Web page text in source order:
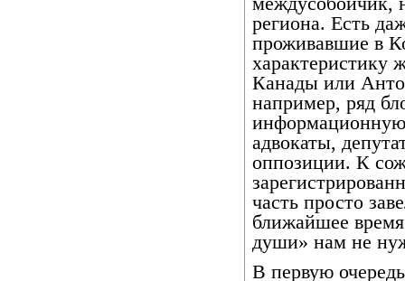
региона. Есть
проживавшие в
характеристику
Канады или
например, ряд
адвокаты,
оппозиции. К
часть просто
ближайшее
души» нам не
В первую